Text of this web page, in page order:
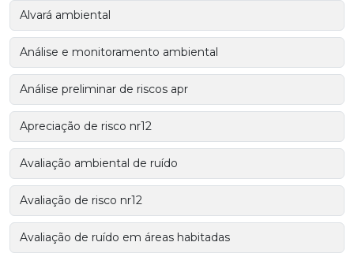
Alvará ambiental
Análise e monitoramento ambiental
Análise preliminar de riscos apr
Apreciação de risco nr12
Avaliação ambiental de ruído
Avaliação de risco nr12
Avaliação de ruído em áreas habitadas